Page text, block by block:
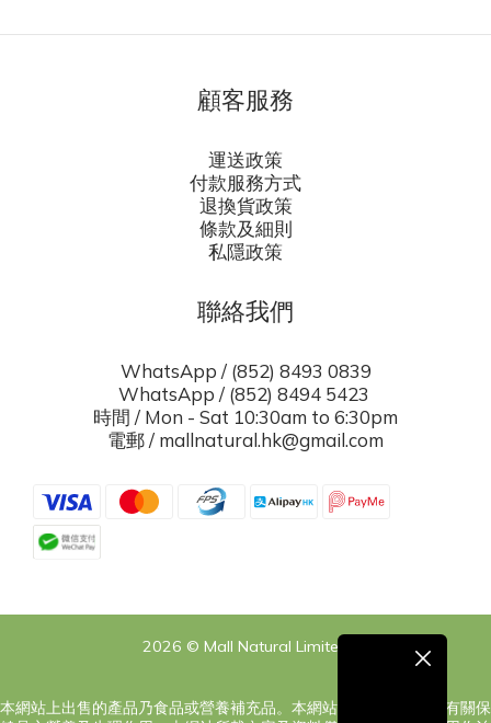
顧客服務
運送政策
付款服務方式
退換貨政策
條款及細則
私隱政策
聯絡我們
WhatsApp / (852) 8493 0839
WhatsApp / (852) 8494 5423
時間 / Mon - Sat 10:30am to 6:30pm
電郵 / mallnatural.hk@gmail.com
2026 © Mall Natural Limited
本網站上出售的產品乃食品或營養補充品。本網站之內容旨在告知有關保